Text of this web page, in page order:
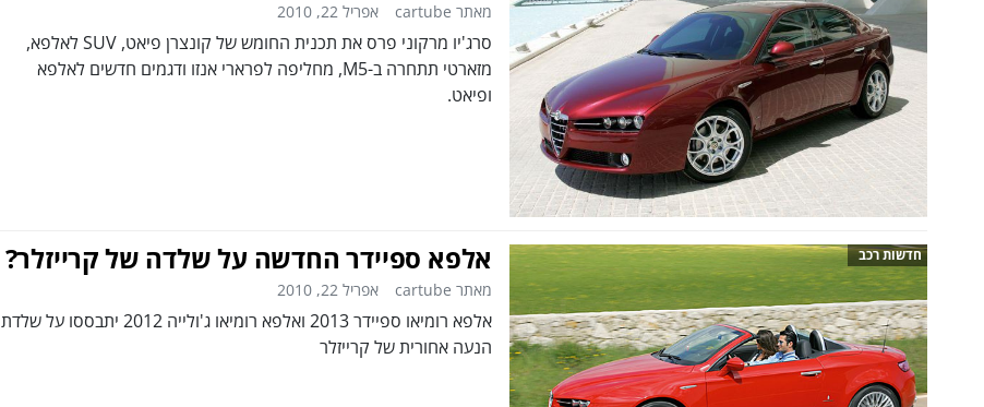
מאתר cartube אפריל 22, 2010
סרג'יו מרקוני פרס את תכנית החומש של קונצרן פיאט, SUV לאלפא,
מזארטי תתחרה ב-M5, מחליפה לפרארי אנזו ודגמים חדשים לאלפא
ופיאט.
אלפא ספיידר החדשה על שלדה של קרייזלר? חדשות רכב
מאתר cartube אפריל 22, 2010
אלפא רומיאו ספיידר 2013 ואלפא רומיאו ג'ולייה 2012 יתבססו על שלדת
הנעה אחורית של קרייזלר